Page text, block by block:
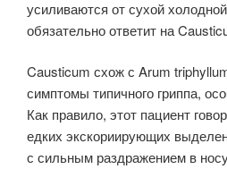
усиливаются от сухой
обязательно ответит на
Causticum схож с Arum
симптомы типично­го гриппа,
Как правило, этот пациент
едких экскориирующих
с сильным раздражением в